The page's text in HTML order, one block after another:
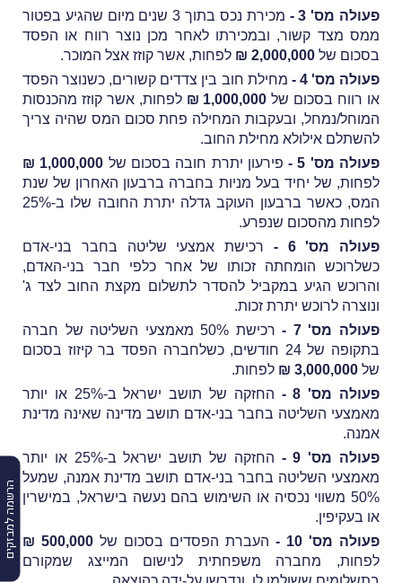
הרשמה למבזקים
פעולה מס' 3 -
מכירת נכס בתוך 3 שנים מיום שהגיע בפטור
ממס מצד קשור, ובמכירתו לאחר מכן נוצר רווח או הפסד
בסכום של 2,000,000 ₪
לפחות, אשר קוזז אצל המוכר.
פעולה מס' 4 -
מחילת חוב בין צדדים קשורים, כשנוצר הפסד
או רווח בסכום של 1,000,000 ₪
לפחות, אשר קוזז מהכנסות
המוחל/נמחל, ובעקבות המחילה פחת סכום המס שהיה צריך
להשתלם אילולא מחילת החוב.
פעולה מס' 5 -
פירעון יתרת חובה בסכום של 1,000,000 ₪
לפחות, של יחיד בעל מניות בחברה ברבעון האחרון של שנת
המס, כאשר ברבעון העוקב גדלה יתרת החובה שלו ב-25%
לפחות מהסכום שנפרע.
פעולה מס' 6 -
רכישת אמצעי שליטה בחבר בני-אדם
כשלרוכש הומחתה זכותו של אחר כלפי חבר בני-האדם,
והרוכש הגיע במקביל להסדר לתשלום מקצת החוב לצד ג'
ונוצרה לרוכש יתרת זכות.
פעולה מס' 7 -
רכישת 50% מאמצעי השליטה של חברה
בתקופה של 24 חודשים, כשלחברה הפסד בר קיזוז בסכום
של 3,000,000 ₪
לפחות.
פעולה מס' 8 -
החזקה של תושב ישראל ב-25% או יותר
מאמצעי השליטה בחבר בני-אדם תושב מדינה שאינה מדינת
אמנה.
פעולה מס' 9 -
החזקה של תושב ישראל ב-25% או יותר
מאמצעי השליטה בחבר בני-אדם תושב מדינת אמנה, שמעל
50% משווי נכסיה או השימוש בהם נעשה בישראל, במישרין
או בעקיפין.
פעולה מס' 10 -
העברת הפסדים בסכום של 500,000 ₪
לפחות, מחברה משפחתית לנישום המייצג שמקורם